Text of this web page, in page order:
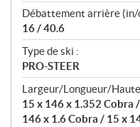
Débattement arrière (in/
16 / 40.6
Type de ski :
PRO-STEER
Largeur/Longueur/
15 x 146 x 1.352 Cobra
146 x 1.6 Cobra / 15 x